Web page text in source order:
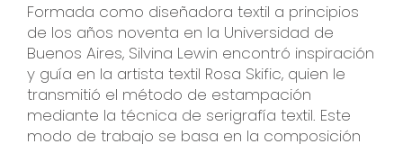
Formada como diseñadora textil a principios
de los años noventa en la Universidad de
Buenos Aires, Silvina Lewin encontró inspiración
y guía en la artista textil Rosa Skific, quien le
transmitió el método de estampación
mediante la técnica de serigrafía textil. Este
modo de trabajo se basa en la composición